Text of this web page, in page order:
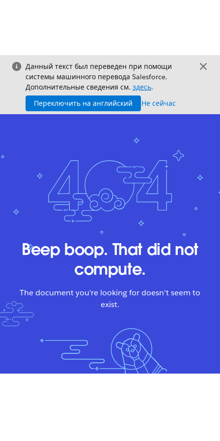
Данный текст был переведен при помощи
системы машинного перевода Salesforce.
Дополнительные сведения см. здесь.
Переключить на английский
Не сейчас
Beep boop. That did not
compute.
The document you're looking for doesn't seem to
exist.